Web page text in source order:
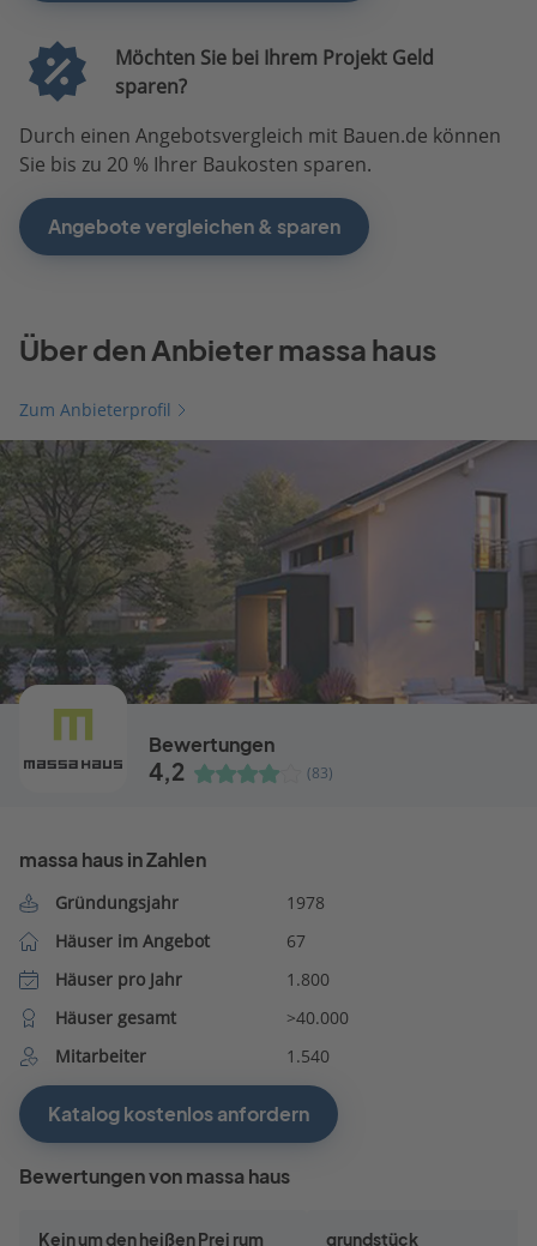
Möchten Sie bei Ihrem Projekt Geld
sparen?
Durch einen Angebotsvergleich mit Bauen.de können
Sie bis zu 20 % Ihrer Baukosten sparen.
Angebote vergleichen & sparen
Über den Anbieter massa haus
Zum Anbieterprofil
Bewertungen
4,2 (83)
massa haus in Zahlen
Gründungsjahr
1978
Häuser im Angebot
67
Häuser pro Jahr
1.800
Häuser gesamt
>40.000
Mitarbeiter
1.540
Katalog kostenlos anfordern
Bewertungen von massa haus
Kein um den heißen Prei rum grundstück